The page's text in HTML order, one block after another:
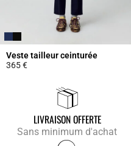
Veste tailleur ceinturée
365 €
LIVRAISON OFFERTE
Sans minimum d'achat